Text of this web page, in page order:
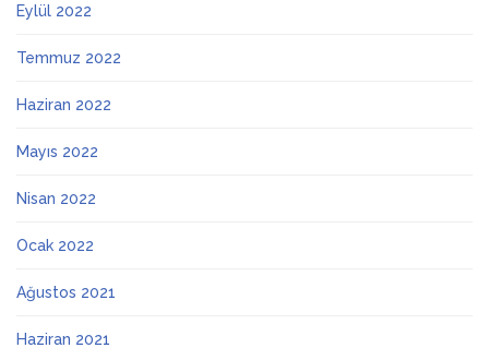
Eylül 2022
Temmuz 2022
Haziran 2022
Mayıs 2022
Nisan 2022
Ocak 2022
Ağustos 2021
Haziran 2021